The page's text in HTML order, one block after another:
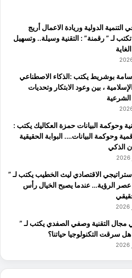
التنمية الدولية وريادة الاعمال أريج
لـ ” رقمنة” : التقنية وسيلة.. وتسهيل
بوشريط يكتب :الذكاء الاصطناعي
، بين وعود الابتكار وتحديات
وحوكمة البيانات حمزة العكاليك يكتب :
وحوكمة البيانات…. البوابة الحقيقية
الذكي
الاقتصادي ليث الخطيب يكتب لـ ”
الرؤية… عندما يصبح الخيال رأس
مجال التقنية وصفي الصفدي يكتب لـ ”
سرقت التكنولوجيا حياتنا؟